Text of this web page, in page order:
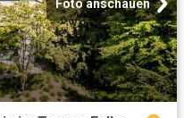
Foto anschauen